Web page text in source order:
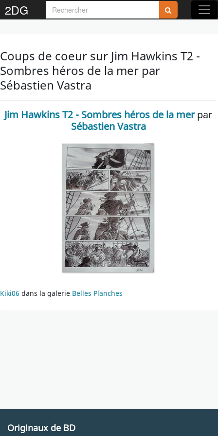
2DG
Coups de coeur sur Jim Hawkins T2 -
Sombres héros de la mer par
Sébastien Vastra
Jim Hawkins T2 - Sombres héros de la merpar
Sébastien Vastra
Kiki06 dans la galerie Belles Planches
Originaux de BD